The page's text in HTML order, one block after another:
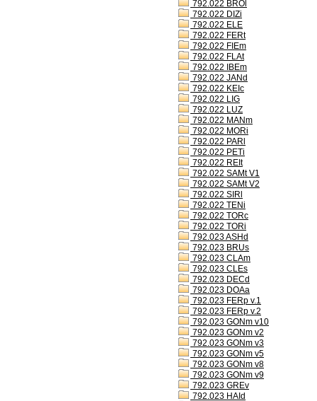
792.022 BROl
792.022 DIZi
792.022 ELE
792.022 FERt
792.022 FIEm
792.022 FLAt
792.022 IBEm
792.022 JANd
792.022 KEIc
792.022 LIG
792.022 LUZ
792.022 MANm
792.022 MORi
792.022 PARl
792.022 PETi
792.022 REIt
792.022 SAMt V1
792.022 SAMt V2
792.022 SIRl
792.022 TENi
792.022 TORc
792.022 TORi
792.023 ASHd
792.023 BRUs
792.023 CLAm
792.023 CLEs
792.023 DECd
792.023 DOAa
792.023 FERp v.1
792.023 FERp v.2
792.023 GONm v10
792.023 GONm v2
792.023 GONm v3
792.023 GONm v5
792.023 GONm v8
792.023 GONm v9
792.023 GREv
792.023 HAId